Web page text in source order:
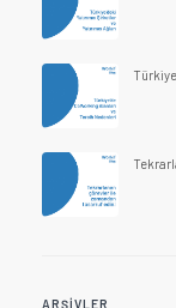
ARŞIVLER